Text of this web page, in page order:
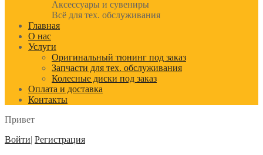
Аксессуары и сувениры
Всё для тех. обслуживания
Главная
О нас
Услуги
Оригинальный тюнинг под заказ
Запчасти для тех. обслуживания
Колесные диски под заказ
Оплата и доставка
Контакты
Привет
Войти| Регистрация